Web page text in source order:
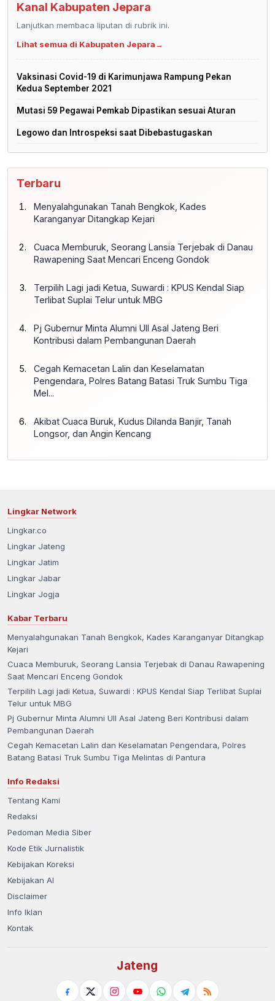
Kanal Kabupaten Jepara
Lanjutkan membaca liputan di rubrik ini.
Lihat semua di Kabupaten Jepara→
Vaksinasi Covid-19 di Karimunjawa Rampung Pekan
Kedua September 2021
Mutasi 59 Pegawai Pemkab Dipastikan sesuai Aturan
Legowo dan Introspeksi saat Dibebastugaskan
Terbaru
Menyalahgunakan Tanah Bengkok, Kades
Karanganyar Ditangkap Kejari
Cuaca Memburuk, Seorang Lansia Terjebak di Danau
Rawapening Saat Mencari Enceng Gondok
Terpilih Lagi jadi Ketua, Suwardi : KPUS Kendal Siap
Terlibat Suplai Telur untuk MBG
Pj Gubernur Minta Alumni UII Asal Jateng Beri
Kontribusi dalam Pembangunan Daerah
Cegah Kemacetan Lalin dan Keselamatan
Pengendara, Polres Batang Batasi Truk Sumbu Tiga
Mel...
Akibat Cuaca Buruk, Kudus Dilanda Banjir, Tanah
Longsor, dan Angin Kencang
Lingkar Network
Lingkar.co
Lingkar Jateng
Lingkar Jatim
Lingkar Jabar
Lingkar Jogja
Kabar Terbaru
Menyalahgunakan Tanah Bengkok, Kades Karanganyar Ditangkap
Kejari
Cuaca Memburuk, Seorang Lansia Terjebak di Danau Rawapening
Saat Mencari Enceng Gondok
Terpilih Lagi jadi Ketua, Suwardi : KPUS Kendal Siap Terlibat Suplai
Telur untuk MBG
Pj Gubernur Minta Alumni UII Asal Jateng Beri Kontribusi dalam
Pembangunan Daerah
Cegah Kemacetan Lalin dan Keselamatan Pengendara, Polres
Batang Batasi Truk Sumbu Tiga Melintas di Pantura
Info Redaksi
Tentang Kami
Redaksi
Pedoman Media Siber
Kode Etik Jurnalistik
Kebijakan Koreksi
Kebijakan AI
Disclaimer
Info Iklan
Kontak
Jateng